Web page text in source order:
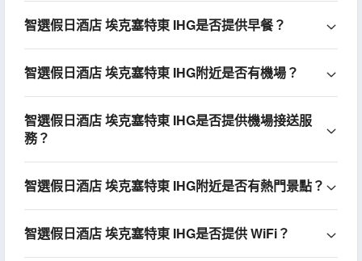
智選假日酒店 埃克塞特東 IHG是否提供早餐？
智選假日酒店 埃克塞特東 IHG附近是否有機場？
智選假日酒店 埃克塞特東 IHG是否提供機場接送服
務？
智選假日酒店 埃克塞特東 IHG附近是否有熱門景點？
智選假日酒店 埃克塞特東 IHG是否提供 WiFi？